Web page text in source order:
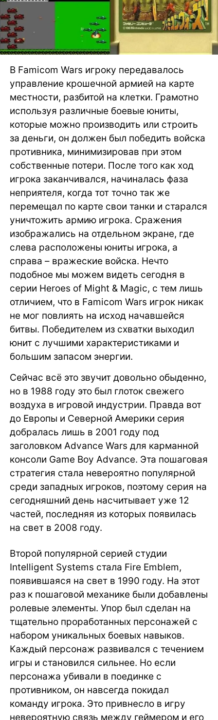
В Famicom Wars игроку передавалось
управление крошечной армией на карте
местности, разбитой на клетки. Грамотно
используя различные боевые юниты,
которые можно производить или строить
за деньги, он должен был победить войска
противника, минимизировав при этом
собственные потери. После того как ход
игрока заканчивался, начиналась фаза
неприятеля, когда тот точно так же
перемещал по карте свои танки и старался
уничтожить армию игрока. Сражения
изображались на отдельном экране, где
слева расположены юниты игрока, а
справа – вражеские войска. Нечто
подобное мы можем видеть сегодня в
серии Heroes of Might & Magic, с тем лишь
отличием, что в Famicom Wars игрок никак
не мог повлиять на исход начавшейся
битвы. Победителем из схватки выходил
юнит с лучшими характеристиками и
большим запасом энергии.
Сейчас всё это звучит довольно обыденно,
но в 1988 году это был глоток свежего
воздуха в игровой индустрии. Правда вот
до Европы и Северной Америки серия
добралась лишь в 2001 году под
заголовком Advance Wars для карманной
консоли Game Boy Advance. Эта пошаговая
стратегия стала невероятно популярной
среди западных игроков, поэтому серия на
сегодняшний день насчитывает уже 12
частей, последняя из которых появилась
на свет в 2008 году.
Второй популярной серией студии
Intelligent Systems стала Fire Emblem,
появившаяся на свет в 1990 году. На этот
раз к пошаговой механике были добавлены
ролевые элементы. Упор был сделан на
тщательно проработанных персонажей с
набором уникальных боевых навыков.
Каждый персонаж развивался с течением
игры и становился сильнее. Но если
персонажа убивали в поединке с
противником, он навсегда покидал
команду игрока. Это привнесло в игру
невероятную связь между геймером и его